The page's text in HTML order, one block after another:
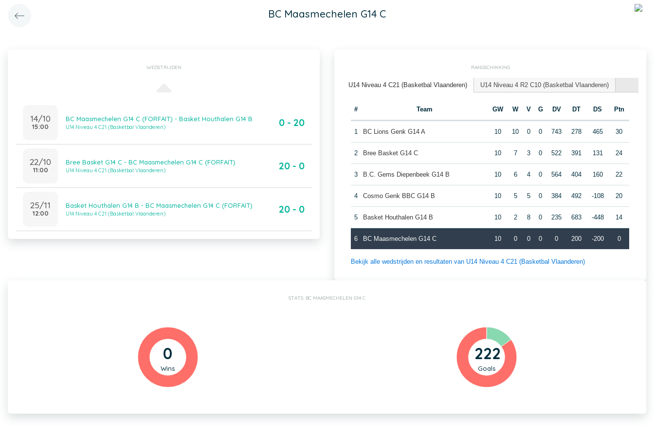
BC Maasmechelen G14 C
WEDSTRIJDEN
14/10
15:00
BC Maasmechelen G14 C (FORFAIT) - Basket Houthalen G14 B
U14 Niveau 4 C21 (Basketbal Vlaanderen) 0 - 20
22/10
11:00
Bree Basket G14 C - BC Maasmechelen G14 C (FORFAIT)
U14 Niveau 4 C21 (Basketbal Vlaanderen) 20 - 0
25/11
12:00
Basket Houthalen G14 B - BC Maasmechelen G14 C (FORFAIT)
U14 Niveau 4 C21 (Basketbal Vlaanderen) 20 - 0
RANGSCHIKKING
U14 Niveau 4 C21 (Basketbal Vlaanderen) U14 Niveau 4 R2 C10 (Basketbal Vlaanderen)
# Team GW W V G DV DT DS Ptn
1 BC Lions Genk G14 A 10 10 0 0 743 278 465 30
2 Bree Basket G14 C 10 7 3 0 522 391 131 24
3 B.C. Gems Diepenbeek G14 B 10 6 4 0 564 404 160 22
4 Cosmo Genk BBC G14 B 10 5 5 0 384 492 -108 20
5 Basket Houthalen G14 B 10 2 8 0 235 683 -448 14
6 BC Maasmechelen G14 C 10 0 0 0 0 200 -200 0
Bekijk alle wedstrijden en resultaten van U14 Niveau 4 C21 (Basketbal Vlaanderen)
STATS: BC MAASMECHELEN G14 C
0
Wins
222
Goals